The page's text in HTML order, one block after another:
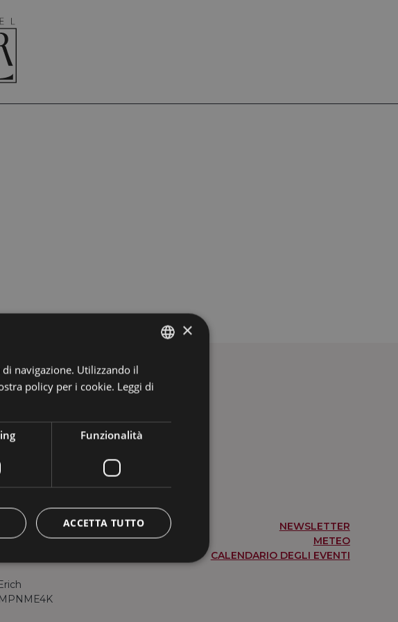
- Alto Adige
NEWSLETTER
METEO
CALENDARIO DEGLI EVENTI
ITALIAN
×
navigazione. Utilizzando il
policy per i cookie. Leggi di
Funzionalità
ACCETTA TUTTO